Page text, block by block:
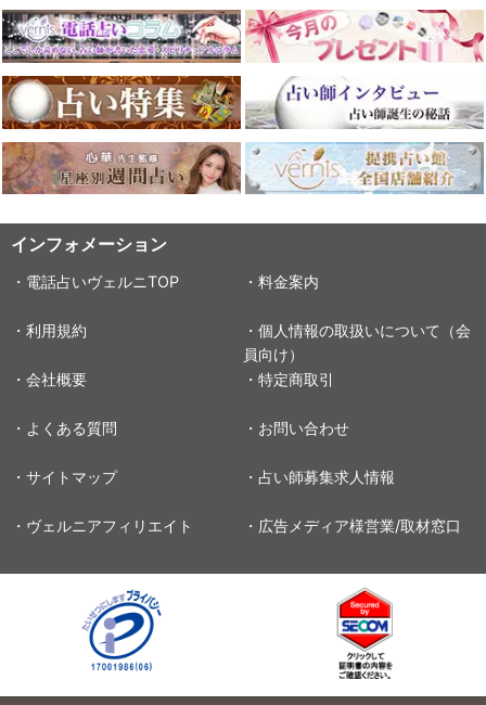
インフォメーション
・電話占いヴェルニTOP ・料金案内
・利用規約
・個人情報の取扱いについて（会
員向け）
・会社概要
・特定商取引
・よくある質問 ・お問い合わせ
・サイトマップ ・占い師募集求人情報
・ヴェルニアフィリエイト ・広告メディア様営業/取材窓口